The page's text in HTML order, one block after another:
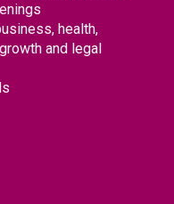
health,
and legal